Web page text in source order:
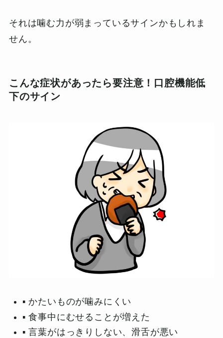
それは噛む力が弱まっているサインかもしれま
せん。
こんな症状があったら要注意！口腔機能低
下のサイン
▪️ かたいものが噛みにくい
▪️ 食事中にむせることが増えた
▪️ 言葉がはっきりしない、滑舌が悪い